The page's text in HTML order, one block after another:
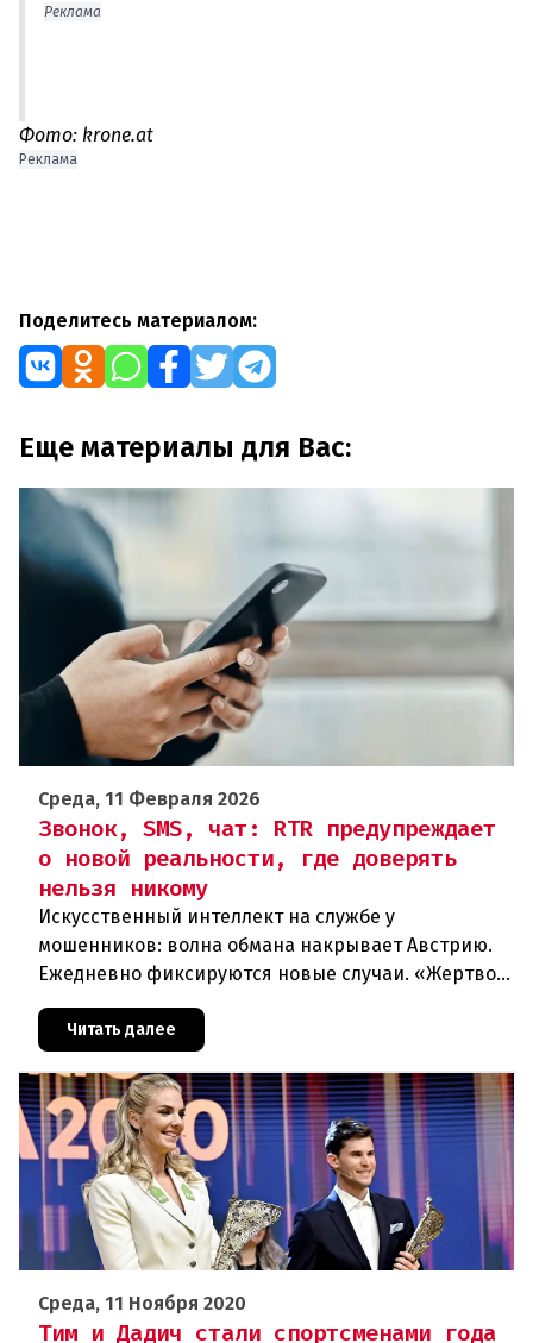
Реклама
Фото: krone.at
Реклама
Поделитесь материалом:
Еще материалы для Вас:
Среда, 11 Февраля 2026
Звонок, SMS, чат: RTR предупреждает
о новой реальности, где доверять
нельзя никому
Искусственный интеллект на службе у
мошенников: волна обмана накрывает Австрию.
Ежедневно фиксируются новые случаи. «Жертвой
интернете с использованием искус
Читать далее
Среда, 11 Ноября 2020
Тим и Дадич стали спортсменами года